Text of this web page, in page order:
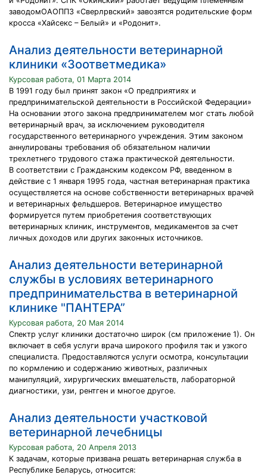
заводомОАОППЗ «Сверлрвский» завозятся родительские форм
кросса «Хайсекс – Белый» и «Родонит».
Анализ деятельности ветеринарной
клиники «Зоответмедика»
Курсовая работа, 01 Марта 2014
В 1991 году был принят закон «О предприятиях и
предпринимательской деятельности в Российской Федерации»
На основании этого закона предпринимателем мог стать любой
ветеринарный врач, за исключением руководителя
государственного ветеринарного учреждения. Этим законом
аннулированы требования об обязательном наличии
трехлетнего трудового стажа практической деятельности.
В соответствии с Гражданским кодексом РФ, введенном в
действие с 1 января 1995 года, частная ветеринарная практика
осуществляется на основе собственности ветеринарных врачей
и ветеринарных фельдшеров. Ветеринарное имущество
формируется путем приобретения соответствующих
ветеринарных клиник, инструментов, медикаментов за счет
личных доходов или других законных источников.
Анализ деятельности ветеринарной
службы в условиях ветеринарного
предпринимательства в ветеринарной
клинике "ПАНТЕРА”
Курсовая работа, 20 Мая 2014
Спектр услуг клиники достаточно широк (см приложение 1). Он
включает в себя услуги врача широкого профиля так и узкого
специалиста. Предоставляются услуги осмотра, консультации
по кормлению и содержанию животных, различных
манипуляций, хирургических вмешательств, лабораторной
диагностики, узи, рентген и многое другое.
Анализ деятельности участковой
ветеринарной лечебницы
Курсовая работа, 20 Апреля 2013
К задачам, которые призвана решать ветеринарная служба в
Республике Беларусь, относится: